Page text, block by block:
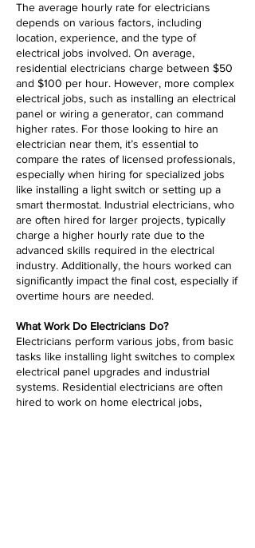
The average hourly rate for electricians
depends on various factors, including
location, experience, and the type of
electrical jobs involved. On average,
residential electricians charge between $50
and $100 per hour. However, more complex
electrical jobs, such as installing an electrical
panel or wiring a generator, can command
higher rates. For those looking to hire an
electrician near them, it’s essential to
compare the rates of licensed professionals,
especially when hiring for specialized jobs
like installing a light switch or setting up a
smart thermostat. Industrial electricians, who
are often hired for larger projects, typically
charge a higher hourly rate due to the
advanced skills required in the electrical
industry. Additionally, the hours worked can
significantly impact the final cost, especially if
overtime hours are needed.
What Work Do Electricians Do?
Electricians perform various jobs, from basic
tasks like installing light switches to complex
electrical panel upgrades and industrial
systems. Residential electricians are often
hired to work on home electrical jobs,